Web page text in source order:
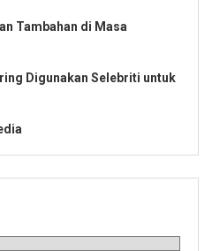
Tambahan di Masa
Digunakan Selebriti untuk